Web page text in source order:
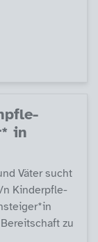
in
Vä­ter sucht
n Kin­derpf­le­
zu